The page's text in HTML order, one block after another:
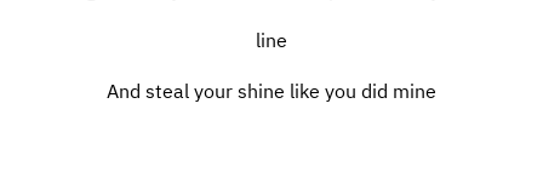
line
And steal your shine like you did mine